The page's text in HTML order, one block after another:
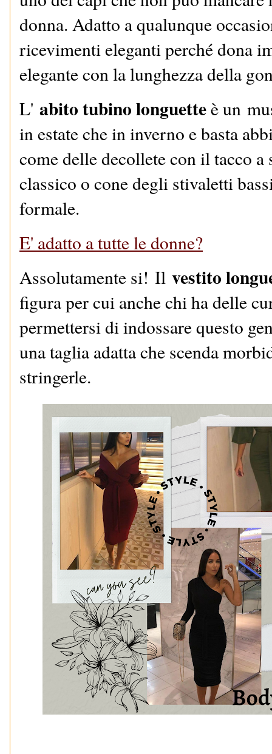
donna. Adatto a qualunque
ricevimenti eleganti perché dona
elegante con la lunghezza della
L' abito tubino longuetteè un
in estate che in inverno e basta
come delle decollete con il tacco
classico o cone degli stivaletti
formale.
E' adatto a tutte le donne?
Assolutamente si! Il vestito
figura per cui anche chi ha delle
permettersi di indossare questo
una taglia adatta che scenda
stringerle.